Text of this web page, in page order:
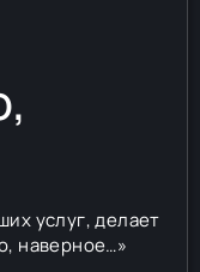
услуг, делает
наверное…»